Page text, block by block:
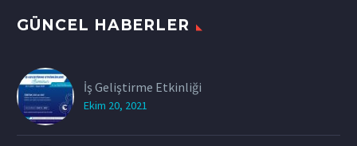
GÜNCEL HABERLER
İş Geliştirme Etkinliği
Ekim 20, 2021